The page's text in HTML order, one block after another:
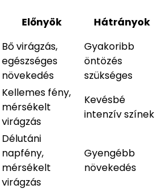
Előnyök Hátrányok
Bő virágzás,
egészséges
növekedés
Gyakoribb
öntözés
szükséges
Kellemes fény,
mérsékelt
virágzás
Kevésbé
intenzív színek
Délutáni
napfény,
mérsékelt
virágzás
Gyengébb
növekedés